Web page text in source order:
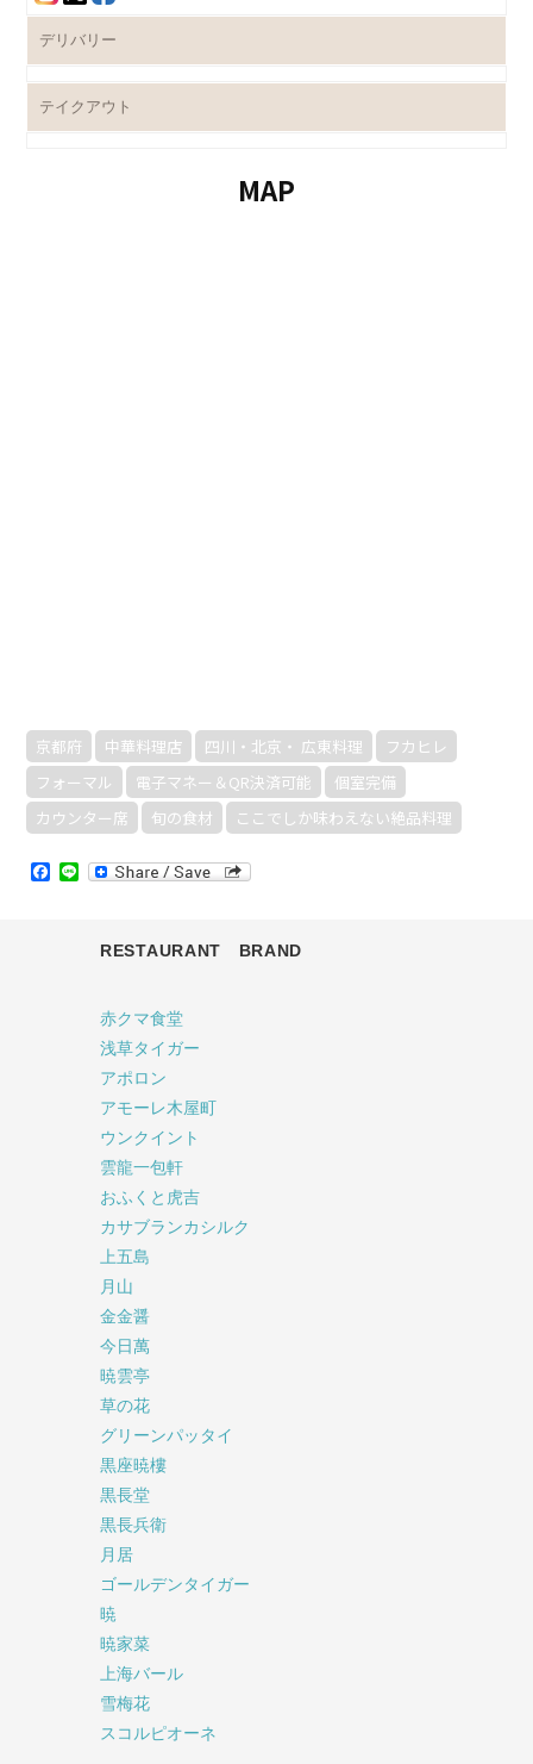
デリバリー
テイクアウト
MAP
京都府 中華料理店 四川・北京・ 広東料理
フカヒレ
フォーマル
電子マネー＆QR決済可能
個室完備
カウンター席
旬の食材 ここでしか味わえない絶品料理
Facebook
Line
RESTAURANT BRAND
赤クマ食堂
浅草タイガー
アポロン
アモーレ木屋町
ウンクイント
雲龍一包軒
おふくと虎吉
カサブランカシルク
上五島
月山
金金醤
今日萬
暁雲亭
草の花
グリーンパッタイ
黒座暁樓
黒長堂
黒長兵衛
月居
ゴールデンタイガー
暁
暁家菜
上海バール
雪梅花
スコルピオーネ